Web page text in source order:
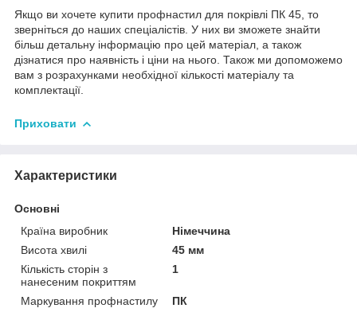
Якщо ви хочете купити профнастил для покрівлі ПК 45, то
зверніться до наших спеціалістів. У них ви зможете знайти
більш детальну інформацію про цей матеріал, а також
дізнатися про наявність і ціни на нього. Також ми допоможемо
вам з розрахунками необхідної кількості матеріалу та
комплектації.
Приховати
Характеристики
Основні
Країна виробник
Німеччина
Висота хвилі
45 мм
Кількість сторін з
нанесеним покриттям
1
Маркування профнастилу
ПК